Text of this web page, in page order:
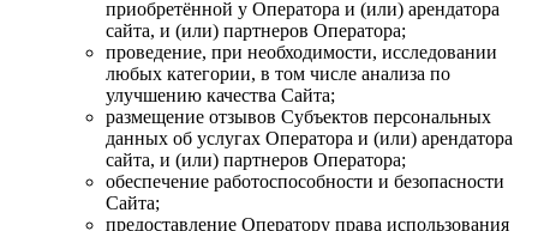
приобретённой у Оператора и (или) арендатора
сайта, и (или) партнеров Оператора;
проведение, при необходимости, исследовании
любых категории, в том числе анализа по
улучшению качества Сайта;
размещение отзывов Субъектов персональных
данных об услугах Оператора и (или) арендатора
сайта, и (или) партнеров Оператора;
обеспечение работоспособности и безопасности
Сайта;
предоставление Оператору права использования